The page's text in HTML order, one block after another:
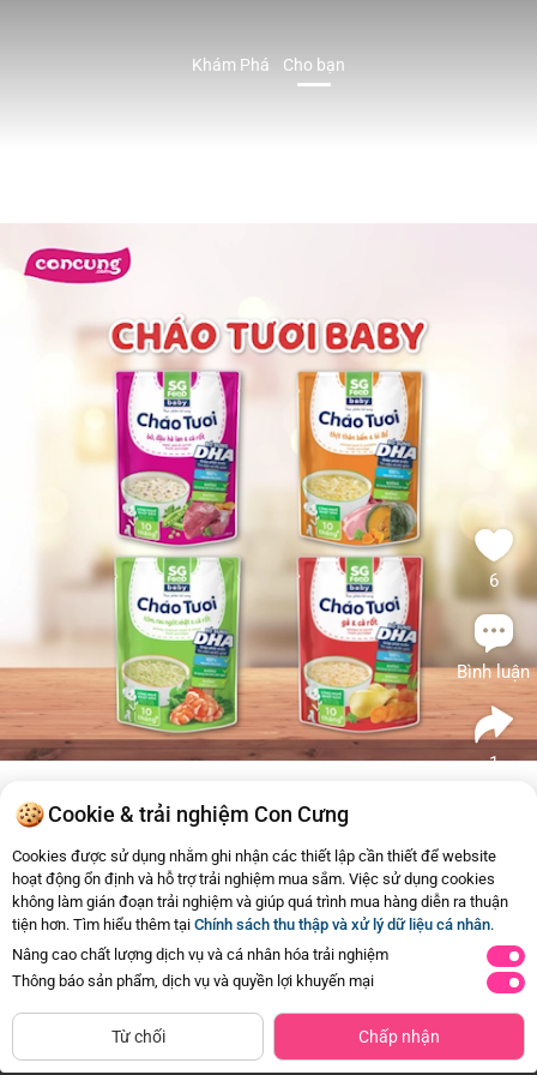
Khám Phá Cho bạn
6
Bình luận
1
Tương tự
1
Cháo tươi Baby thịt thăn bằm bí đỏ,
SG Food, 7 tháng, 240g
30.000đ
Cookie & trải nghiệm Con Cưng
Cookies được sử dụng nhằm ghi nhận các thiết lập cần thiết để website
hoạt động ổn định và hỗ trợ trải nghiệm mua sắm. Việc sử dụng cookies
không làm gián đoạn trải nghiệm và giúp quá trình mua hàng diễn ra thuận
tiện hơn. Tìm hiểu thêm tại Chính sách thu thập và xử lý dữ liệu cá nhân.
Nâng cao chất lượng dịch vụ và cá nhân hóa trải nghiệm
Thông báo sản phẩm, dịch vụ và quyền lợi khuyến mại
Từ chối Chấp nhận
Danh mục Giỏ hàng